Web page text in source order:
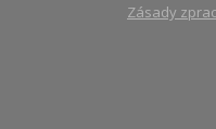
Zásady